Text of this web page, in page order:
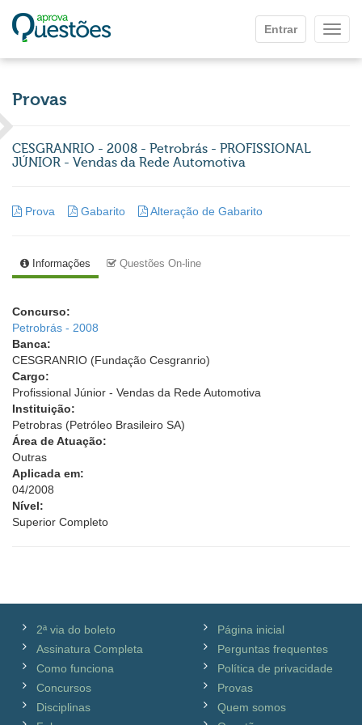
Entrar
Provas
CESGRANRIO - 2008 - Petrobrás - PROFISSIONAL
JÚNIOR - Vendas da Rede Automotiva
Prova Gabarito Alteração de Gabarito
Informações Questões On-line
Concurso:
Petrobrás - 2008
Banca:
CESGRANRIO (Fundação Cesgranrio)
Cargo:
Profissional Júnior - Vendas da Rede Automotiva
Instituição:
Petrobras (Petróleo Brasileiro SA)
Área de Atuação:
Outras
Aplicada em:
04/2008
Nível:
Superior Completo
2ª via do boleto
Assinatura Completa
Como funciona
Concursos
Disciplinas
Página inicial
Perguntas frequentes
Política de privacidade
Provas
Quem somos